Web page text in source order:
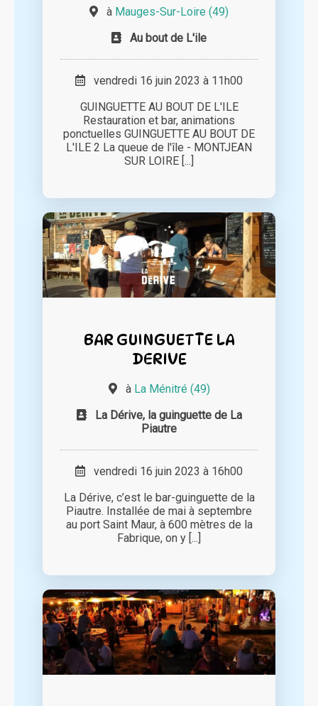
à Mauges-Sur-Loire (49)
Au bout de L'ile
vendredi 16 juin 2023 à 11h00
GUINGUETTE AU BOUT DE L'ILE
Restauration et bar, animations
ponctuelles GUINGUETTE AU BOUT DE
L'ILE 2 La queue de l'île - MONTJEAN
SUR LOIRE [...]
BAR GUINGUETTE LA
DERIVE
à La Ménitré (49)
La Dérive, la guinguette de La
Piautre
vendredi 16 juin 2023 à 16h00
La Dérive, c’est le bar-guinguette de la
Piautre. Installée de mai à septembre
au port Saint Maur, à 600 mètres de la
Fabrique, on y [...]